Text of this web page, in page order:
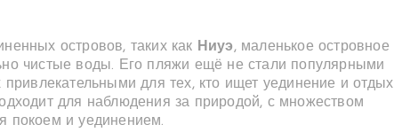
островов, таких как Ниуэ, маленькое островное
чистые воды. Его пляжи ещё не стали популярными
привлекательными для тех, кто ищет уединение и отдых
для наблюдения за природой, с множеством
покоем и уединением.